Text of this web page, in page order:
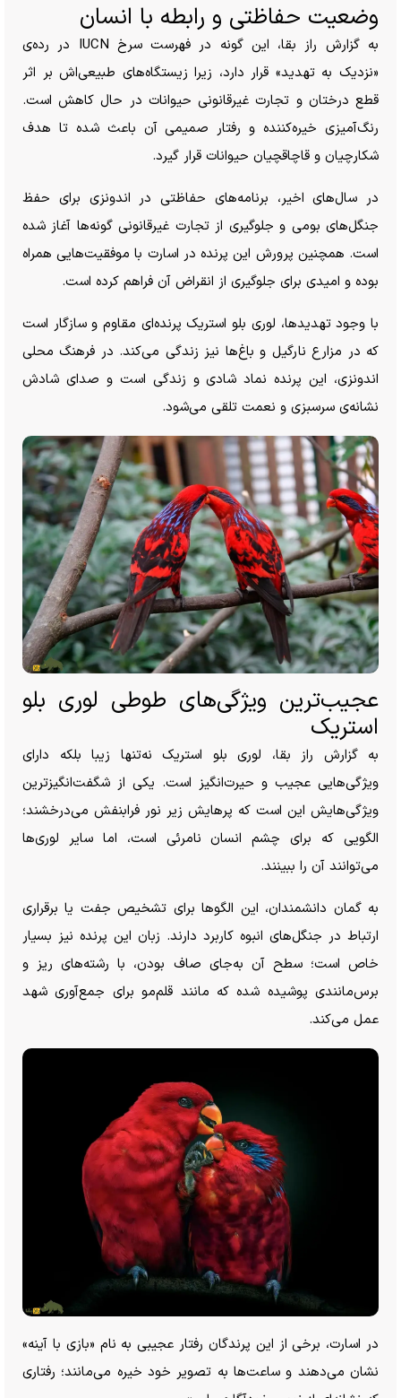
وضعیت حفاظتی و رابطه با انسان
به گزارش راز بقا، این گونه در فهرست سرخ IUCN در رده‌ی
«نزدیک به تهدید» قرار دارد، زیرا زیستگاه‌های طبیعی‌اش بر اثر
قطع درختان و تجارت غیرقانونی حیوانات در حال کاهش است.
رنگ‌آمیزی خیره‌کننده و رفتار صمیمی آن باعث شده تا هدف
شکارچیان و قاچاقچیان حیوانات قرار گیرد.
در سال‌های اخیر، برنامه‌های حفاظتی در اندونزی برای حفظ
جنگل‌های بومی و جلوگیری از تجارت غیرقانونی گونه‌ها آغاز شده
است. همچنین پرورش این پرنده در اسارت با موفقیت‌هایی همراه
بوده و امیدی برای جلوگیری از انقراض آن فراهم کرده است.
با وجود تهدیدها، لوری بلو استریک پرنده‌ای مقاوم و سازگار است
که در مزارع نارگیل و باغ‌ها نیز زندگی می‌کند. در فرهنگ محلی
اندونزی، این پرنده نماد شادی و زندگی است و صدای شادش
نشانه‌ی سرسبزی و نعمت تلقی می‌شود.
عجیب‌ترین ویژگی‌های طوطی لوری بلو
استریک
به گزارش راز بقا، لوری بلو استریک نه‌تنها زیبا بلکه دارای
ویژگی‌هایی عجیب و حیرت‌انگیز است. یکی از شگفت‌انگیزترین
ویژگی‌هایش این است که پرهایش زیر نور فرابنفش می‌درخشند؛
الگویی که برای چشم انسان نامرئی است، اما سایر لوری‌ها
می‌توانند آن را ببینند.
به‌ گمان دانشمندان، این الگو‌ها برای تشخیص جفت یا برقراری
ارتباط در جنگل‌های انبوه کاربرد دارند. زبان این پرنده نیز بسیار
خاص است؛ سطح آن به‌جای صاف بودن، با رشته‌های ریز و
برس‌مانندی پوشیده شده که مانند قلم‌مو برای جمع‌آوری شهد
عمل می‌کند.
در اسارت، برخی از این پرندگان رفتار عجیبی به نام «بازی با آینه»
نشان می‌دهند و ساعت‌ها به تصویر خود خیره می‌مانند؛ رفتاری